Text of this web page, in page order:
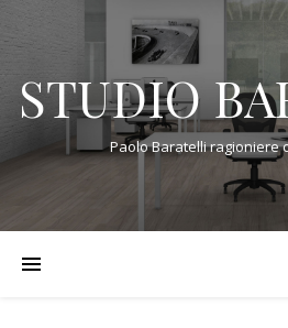
STUDIO
Paolo Baratelli ragioniere